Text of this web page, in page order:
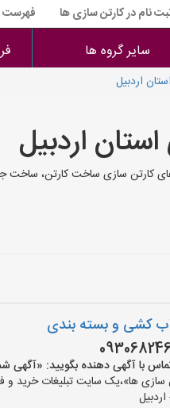
نام در کارتن سازی ها فهرست
سایر گروه ها
اردبیل
اردبیل
کارتن سازی ساخت کارتن، ساخت
کشی و بسته بندی
با آگهی دهنده بگویید: «آگهی شما را
ها»،یک سایت تبلیغات خرید و